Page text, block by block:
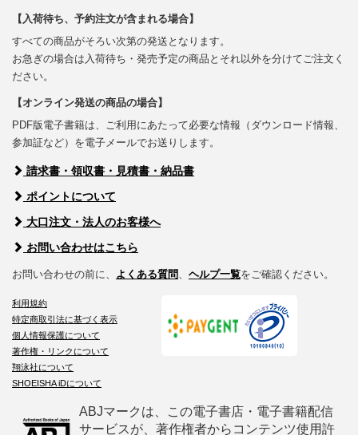
【入荷待ち、予約注文が含まれる場合】
すべての商品がそろい次第の発送となります。
お急ぎの場合は入荷待ち・発売予定の商品とそれ以外を分けてご注文く
ださい。
【オンライン発送の商品の場合】
PDF版電子書籍は、ご利用にあたって必要な情報（ダウンロード情報、
参加証など）を電子メールでお送りします。
請求書・領収書・見積書・納品書
ポイントについて
大口注文・法人のお客様へ
お問い合わせはこちら
お問い合わせの前に、 よくある質問、 ヘルプ一覧をご確認ください。
利用規約
特定商取引法に基づく表示
個人情報保護について
著作権・リンクについて
翔泳社について
SHOEISHA iDについて
ABJマークは、この電子書店・電子書籍配信
サービスが、著作権者からコンテンツ使用許